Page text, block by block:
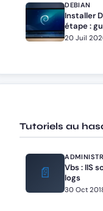
DEBIAN
Installer
étape :
20 Juil
Tutoriels au
📄
Vbs : IIS
logs
30 Oct